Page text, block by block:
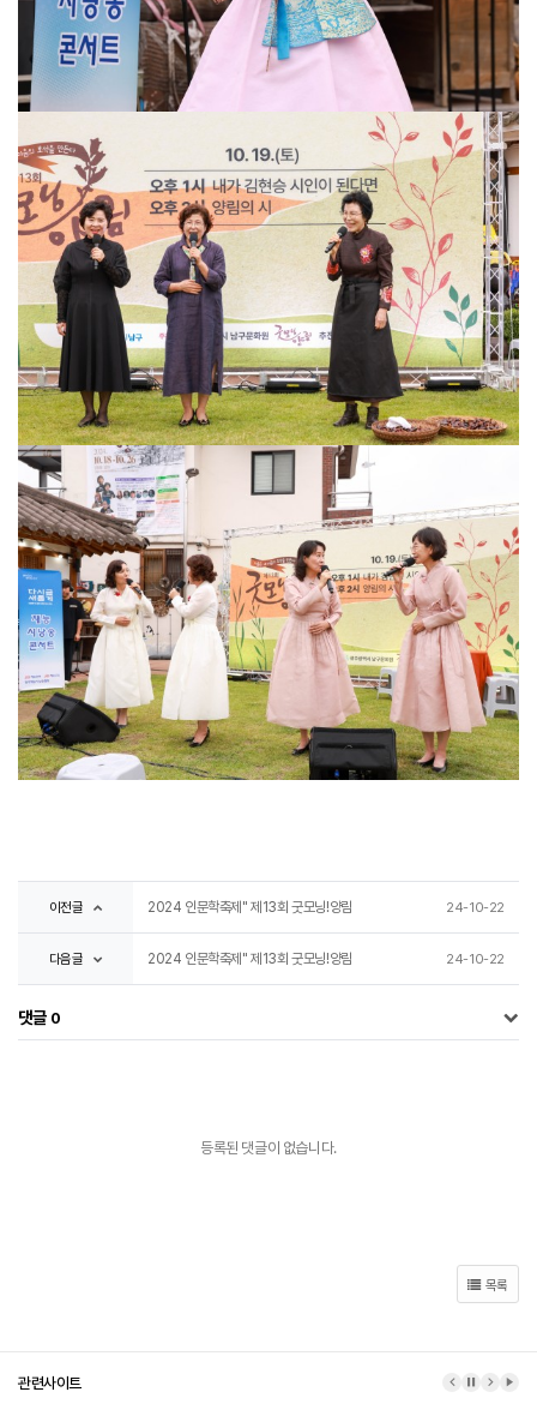
이전글 2024 인문학축제" 제13회 굿모닝!양림 24-10-22
다음글 2024 인문학축제" 제13회 굿모닝!양림 24-10-22
댓글 0
등록된 댓글이 없습니다.
목록
관련사이트 이전 배너
배너 정지
다음 배
배